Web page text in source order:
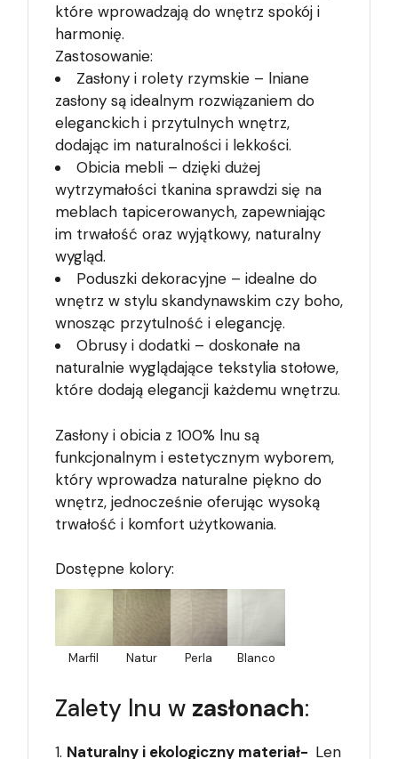
które wprowadzają do wnętrz spokój i
harmonię.
Zastosowanie:
Zasłony i rolety rzymskie – lniane
zasłony są idealnym rozwiązaniem do
eleganckich i przytulnych wnętrz,
dodając im naturalności i lekkości.
Obicia mebli – dzięki dużej
wytrzymałości tkanina sprawdzi się na
meblach tapicerowanych, zapewniając
im trwałość oraz wyjątkowy, naturalny
wygląd.
Poduszki dekoracyjne – idealne do
wnętrz w stylu skandynawskim czy boho,
wnosząc przytulność i elegancję.
Obrusy i dodatki – doskonałe na
naturalnie wyglądające tekstylia stołowe,
które dodają elegancji każdemu wnętrzu.
Zasłony i obicia z 100% lnu są
funkcjonalnym i estetycznym wyborem,
który wprowadza naturalne piękno do
wnętrz, jednocześnie oferując wysoką
trwałość i komfort użytkowania.
Dostępne kolory:
Marfil Natur Perla Blanco
Zalety lnu w zasłonach:
Naturalny i ekologiczny materiał- Len